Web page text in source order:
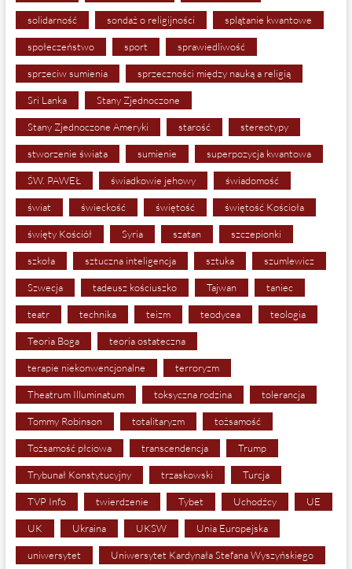
solidarność sondaż o religijności splątanie kwantowe
społeczeństwo sport sprawiedliwość
sprzeciw sumienia sprzeczności między nauką a religią
Sri Lanka Stany Zjednoczone
Stany Zjednoczone Ameryki starość stereotypy
stworzenie świata sumienie superpozycja kwantowa
ŚW. PAWEŁ świadkowie jehowy świadomość
świat świeckość świętość świętość Kościoła
święty Kościół Syria szatan szczepionki
szkoła sztuczna inteligencja sztuka szumlewicz
Szwecja tadeusz kościuszko Tajwan taniec
teatr technika teizm teodycea teologia
Teoria Boga teoria ostateczna
terapie niekonwencjonalne terroryzm
Theatrum Illuminatum toksyczna rodzina tolerancja
Tommy Robinson totalitaryzm tożsamość
Tożsamość płciowa transcendencja Trump
Trybunał Konstytucyjny trzaskowski Turcja
TVP Info twierdzenie Tybet Uchodźcy UE
UK Ukraina UKSW Unia Europejska
uniwersytet Uniwersytet Kardynała Stefana Wyszyńskiego